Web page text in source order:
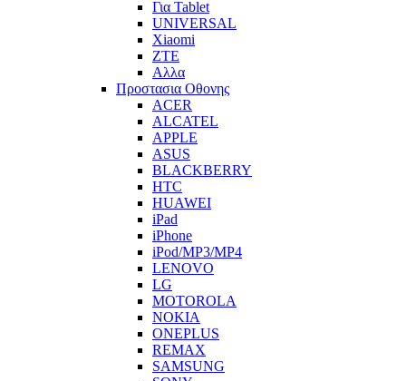
Για Tablet
UNIVERSAL
Xiaomi
ZTE
Αλλα
Προστασια Οθονης
ACER
ALCATEL
APPLE
ASUS
BLACKBERRY
HTC
HUAWEI
iPad
iPhone
iPod/MP3/MP4
LENOVO
LG
MOTOROLA
NOKIA
ONEPLUS
REMAX
SAMSUNG